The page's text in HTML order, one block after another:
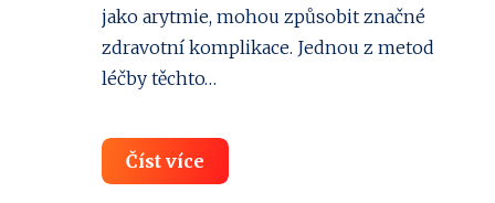
jako arytmie, mohou způsobit značné
zdravotní komplikace. Jednou z metod
léčby těchto…
Číst více
kardioverze: